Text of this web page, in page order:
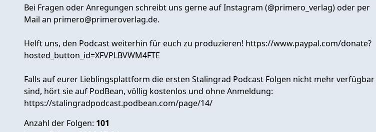
Bei Fragen oder Anregungen schreibt uns gerne auf Instagram (@primero_verlag) oder per
Mail an primero@primeroverlag.de.
Helft uns, den Podcast weiterhin für euch zu produzieren! https://www.paypal.com/donate?
hosted_button_id=XFVPLBVWM4FTE
Falls auf eurer Lieblingsplattform die ersten Stalingrad Podcast Folgen nicht mehr verfügbar
sind, hört sie auf PodBean, völlig kostenlos und ohne Anmeldung:
https://stalingradpodcast.podbean.com/page/14/
Anzahl der Folgen: 101